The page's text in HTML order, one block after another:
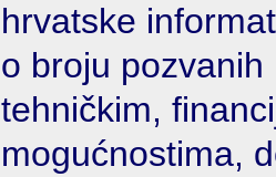
hrvatske
o broju
tehničkim,
mogućnostima,